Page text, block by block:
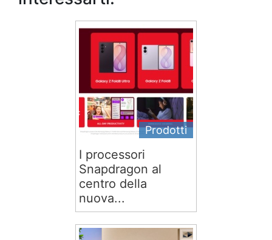
Prodotti
I processori
Snapdragon al
centro della
nuova...